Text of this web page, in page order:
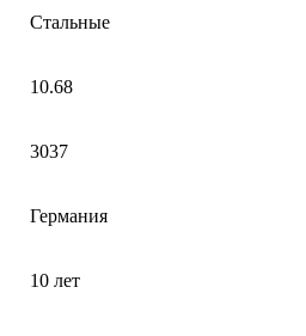
Стальные
10.68
3037
Германия
10 лет